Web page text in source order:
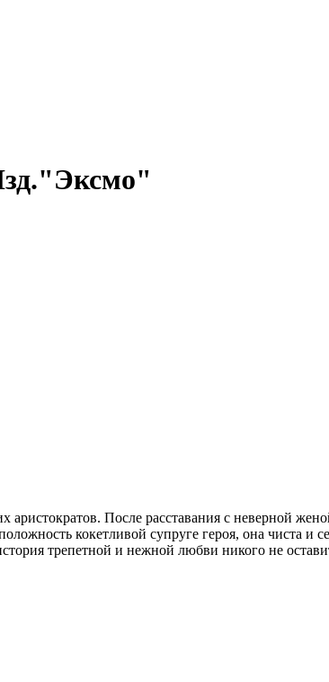
аристократов. После расставания с неверной
кокетливой супруге героя, она чиста и
трепетной и нежной любви никого не